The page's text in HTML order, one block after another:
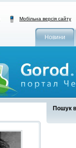
Мобільна версія сайту
Новини
Пошук